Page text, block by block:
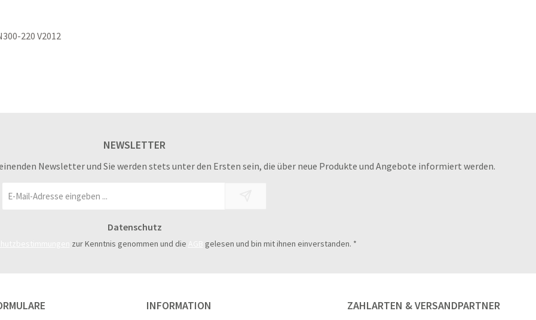
220 V2012
NEWSLETTER
Newsletter und Sie werden stets unter den Ersten sein, die über neue Produkte und Angebote informiert werden.
E-
Datenschutz
zur Kenntnis genommen und die gelesen und bin mit ihnen einverstanden. *
INFORMATION ZAHLARTEN & VERSANDPARTNER